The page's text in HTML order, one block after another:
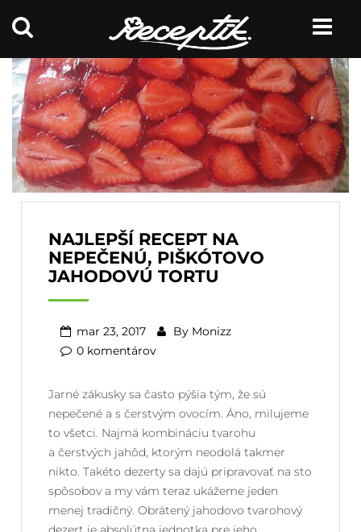
NAJLEPŠÍ RECEPT NA
NEPEČENÚ, PIŠKÓTOVO
JAHODOVÚ TORTU
mar 23, 2017 By Monizz
0 komentárov
Jarné zákusky sa často pýšia tým, že sú
nepečené a s čerstvým ovocím. Áno, milujeme
to všetci. Najmä kombináciu tvarohu
a čerstvých jahôd, ktorým neodolá takmer
nikto. Takéto dezerty sa dajú pripravovať na sto
spôsobov a my vám teraz ukážeme jeden
menej tradičný. Obrátený jahodovo tvarohový